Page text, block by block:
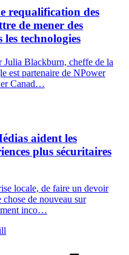
requalification des
de mener des
les technologies
Julia Blackburn, cheffe de la
est partenaire de NPower
Canad…
aident les
plus sécuritaires
locale, de faire un devoir
chose de nouveau sur
inco…